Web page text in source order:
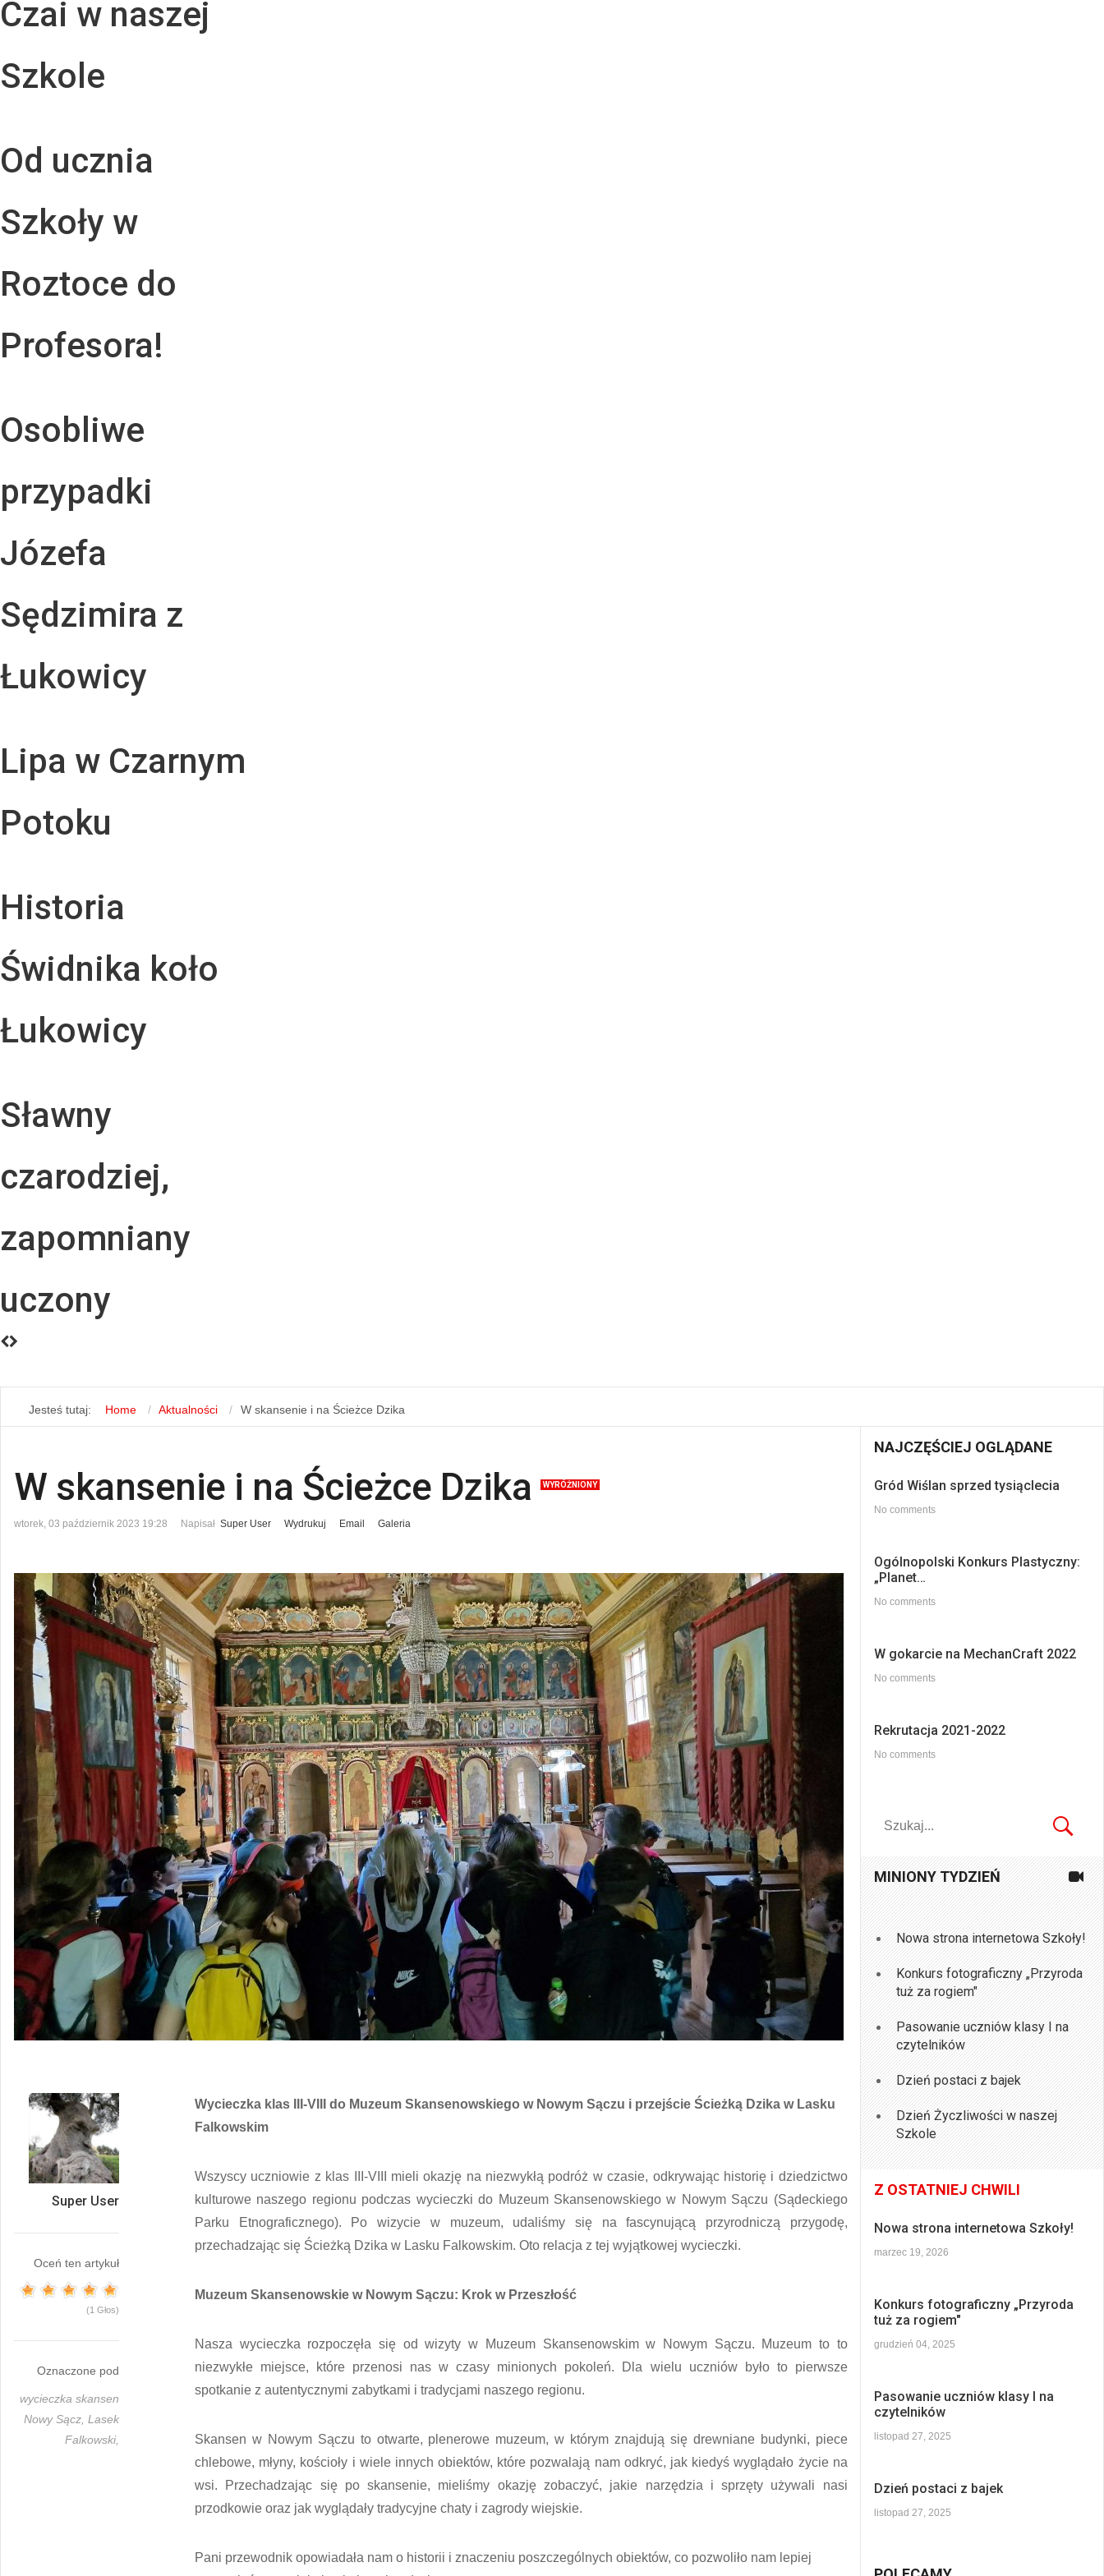
Czai w naszej
Szkole
Od ucznia
Szkoły w
Roztoce do
Profesora!
Osobliwe
przypadki
Józefa
Sędzimira z
Łukowicy
Lipa w Czarnym
Potoku
Historia
Świdnika koło
Łukowicy
Sławny
czarodziej,
zapomniany
uczony
Jesteś tutaj: Home Aktualności W skansenie i na Ścieżce Dzika
W skansenie i na Ścieżce Dzika WYRÓŻNIONY
wtorek, 03 październik 2023 19:28 Napisał Super User Wydrukuj Email Galeria
Super User
Oceń ten artykuł
(1 Głos)
Oznaczone pod
wycieczka skansen
Nowy Sącz, Lasek
Falkowski,
Wycieczka klas III-VIII do Muzeum Skansenowskiego w Nowym Sączu i przejście Ścieżką Dzika w Lasku
Falkowskim
Wszyscy uczniowie z klas III-VIII mieli okazję na niezwykłą podróż w czasie, odkrywając historię i dziedzictwo
kulturowe naszego regionu podczas wycieczki do Muzeum Skansenowskiego w Nowym Sączu (Sądeckiego
Parku Etnograficznego). Po wizycie w muzeum, udaliśmy się na fascynującą przyrodniczą przygodę,
przechadzając się Ścieżką Dzika w Lasku Falkowskim. Oto relacja z tej wyjątkowej wycieczki.
Muzeum Skansenowskie w Nowym Sączu: Krok w Przeszłość
Nasza wycieczka rozpoczęła się od wizyty w Muzeum Skansenowskim w Nowym Sączu. Muzeum to to
niezwykłe miejsce, które przenosi nas w czasy minionych pokoleń. Dla wielu uczniów było to pierwsze
spotkanie z autentycznymi zabytkami i tradycjami naszego regionu.
Skansen w Nowym Sączu to otwarte, plenerowe muzeum, w którym znajdują się drewniane budynki, piece
chlebowe, młyny, kościoły i wiele innych obiektów, które pozwalają nam odkryć, jak kiedyś wyglądało życie na
wsi. Przechadzając się po skansenie, mieliśmy okazję zobaczyć, jakie narzędzia i sprzęty używali nasi
przodkowie oraz jak wyglądały tradycyjne chaty i zagrody wiejskie.
Pani przewodnik opowiadała nam o historii i znaczeniu poszczególnych obiektów, co pozwoliło nam lepiej
NAJCZĘŚCIEJ OGLĄDANE
Gród Wiślan sprzed tysiąclecia
No comments
Ogólnopolski Konkurs Plastyczny:
„Planet…
No comments
W gokarcie na MechanCraft 2022
No comments
Rekrutacja 2021-2022
No comments
MINIONY TYDZIEŃ
Nowa strona internetowa Szkoły!
Konkurs fotograficzny „Przyroda
tuż za rogiem"
Pasowanie uczniów klasy I na
czytelników
Dzień postaci z bajek
Dzień Życzliwości w naszej
Szkole
Z OSTATNIEJ CHWILI
Nowa strona internetowa Szkoły!
marzec 19, 2026
Konkurs fotograficzny „Przyroda
tuż za rogiem"
grudzień 04, 2025
Pasowanie uczniów klasy I na
czytelników
listopad 27, 2025
Dzień postaci z bajek
listopad 27, 2025